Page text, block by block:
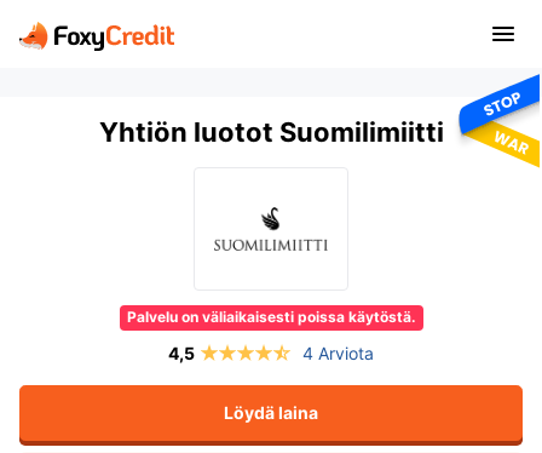
Palvelu on väliaikaisesti poissa käytöstä.
Yhtiön luotot Suomilimiitti
4 Arviota
Löydä laina